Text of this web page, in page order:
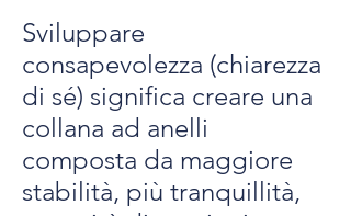
Sviluppare
consapevolezza (chiarezza
di sé) significa creare una
collana ad anelli
composta da maggiore
stabilità, più tranquillità,